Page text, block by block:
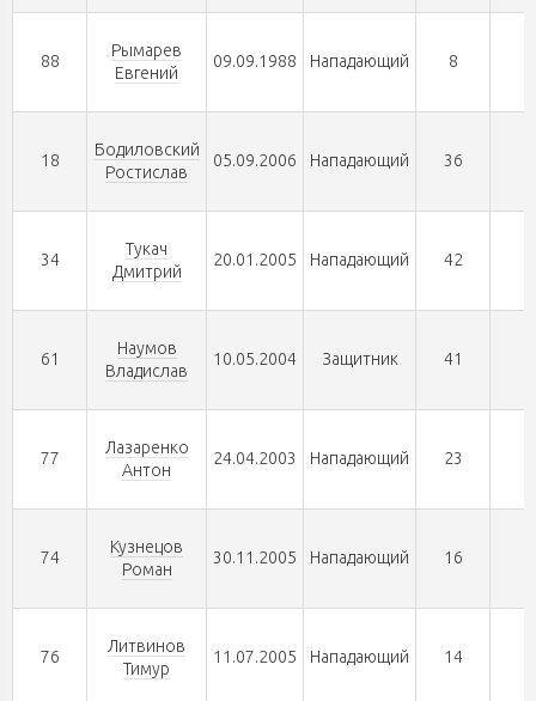
88
Рымарев
Евгений
09.09.1988 Нападающий 8
18
Бодиловский
Ростислав
05.09.2006 Нападающий 36
34
Тукач
Дмитрий
20.01.2005 Нападающий 42
61
Наумов
Владислав
10.05.2004 Защитник 41
77
Лазаренко
Антон
24.04.2003 Нападающий 23
74
Кузнецов
Роман
30.11.2005 Нападающий 16
76
Литвинов
Тимур
11.07.2005 Нападающий 14